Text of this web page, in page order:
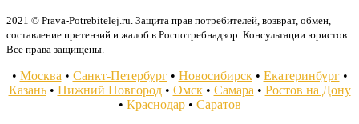
2021 © Prava-Potrebitelej.ru. Защита прав потребителей, возврат, обмен,
составление претензий и жалоб в Роспотребнадзор. Консультации юристов.
Все права защищены.
• Москва • Санкт-Петербург• Новосибирск• Екатеринбург•
Казань• Нижний Новгород• Омск• Самара • Ростов на Дону
• Краснодар• Саратов